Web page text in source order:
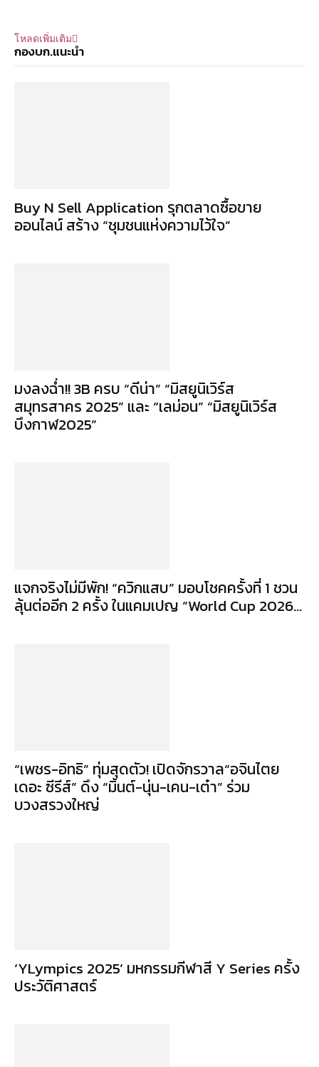
โหลดเพิ่มเติม
กองบก.แนะนำ
Buy N Sell Application รุกตลาดซื้อขาย
ออนไลน์ สร้าง “ชุมชนแห่งความไว้ใจ”
มงลงฉ่ำ!! 3B ครบ “ดีน่า” “มิสยูนิเวิร์ส
สมุทรสาคร 2025” และ “เลม่อน” “มิสยูนิเวิร์ส
บึงกาฬ2025”
แจกจริงไม่มีพัก! “ควิกแสบ” มอบโชคครั้งที่ 1 ชวน
ลุ้นต่ออีก 2 ครั้ง ในแคมเปญ “World Cup 2026...
“เพชร-อิทธิ” ทุ่มสุดตัว! เปิดจักรวาล“อจินไตย
เดอะ ซีรีส์” ดึง “มิ้นต์-นุ่น-เคน-เต๋า” ร่วม
บวงสรวงใหญ่
‘YLympics 2025’ มหกรรมกีฬาสี Y Series ครั้ง
ประวัติศาสตร์